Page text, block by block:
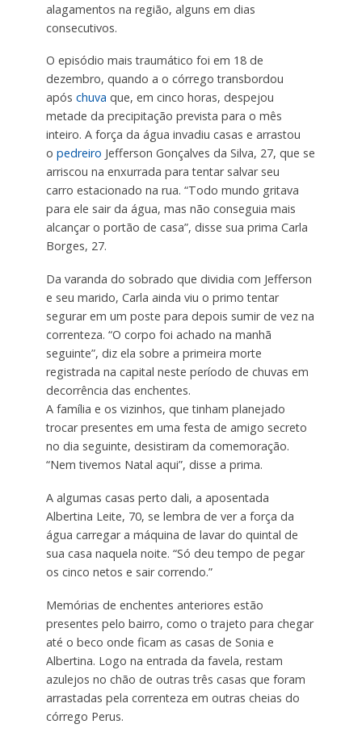
alagamentos na região, alguns em dias
consecutivos.
​O episódio mais traumático foi em 18 de
dezembro, quando a o córrego transbordou
após chuva que, em cinco horas, despejou
metade da precipitação prevista para o mês
inteiro. A força da água invadiu casas e arrastou
o pedreiro Jefferson Gonçalves da Silva, 27, que se
arriscou na enxurrada para tentar salvar seu
carro estacionado na rua. “Todo mundo gritava
para ele sair da água, mas não conseguia mais
alcançar o portão de casa”, disse sua prima Carla
Borges, 27.
Da varanda do sobrado que dividia com Jefferson
e seu marido, Carla ainda viu o primo tentar
segurar em um poste para depois sumir de vez na
correnteza. “O corpo foi achado na manhã
seguinte”, diz ela sobre a primeira morte
registrada na capital neste período de chuvas em
decorrência das enchentes.
A família e os vizinhos, que tinham planejado
trocar presentes em uma festa de amigo secreto
no dia seguinte, desistiram da comemoração.
“Nem tivemos Natal aqui”, disse a prima.
A algumas casas perto dali, a aposentada
Albertina Leite, 70, se lembra de ver a força da
água carregar a máquina de lavar do quintal de
sua casa naquela noite. “Só deu tempo de pegar
os cinco netos e sair correndo.”
Memórias de enchentes anteriores estão
presentes pelo bairro, como o trajeto para chegar
até o beco onde ficam as casas de Sonia e
Albertina. Logo na entrada da favela, restam
azulejos no chão de outras três casas que foram
arrastadas pela correnteza em outras cheias do
córrego Perus.